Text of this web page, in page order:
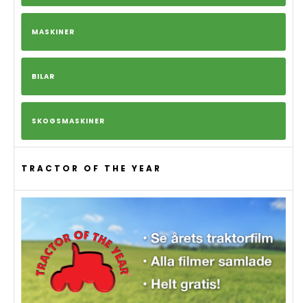
MASKINER
BILAR
SKOGSMASKINER
TRACTOR OF THE YEAR